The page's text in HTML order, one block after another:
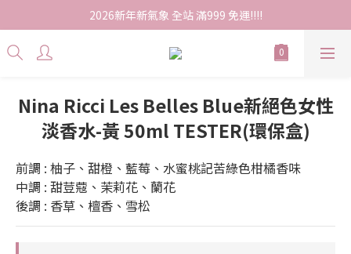
2026新年新氣象 全站 滿999 免運!!!!
Nina Ricci Les Belles Blue新絕色女性
淡香水-黃 50ml TESTER(環保盒)
前調 : 柚子、甜橙、藍莓、水蜜桃記苦綠色柑橘香味
中調 : 甜荳蔻、茉莉花、蘭花
後調 : 香草、檀香、雪松